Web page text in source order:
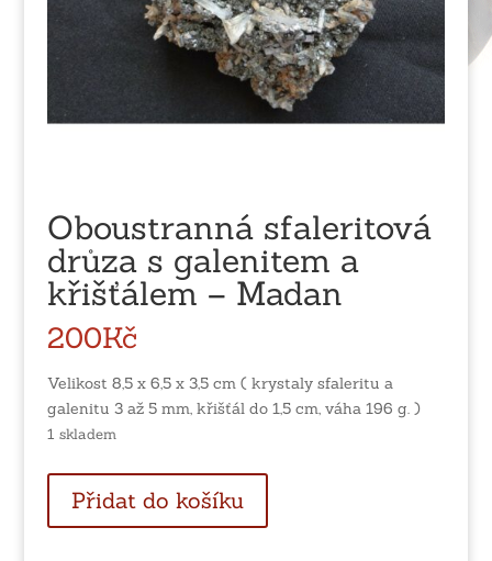
Oboustranná sfaleritová
drůza s galenitem a
křišťálem – Madan
200Kč
Velikost 8,5 x 6,5 x 3,5 cm ( krystaly sfaleritu a
galenitu 3 až 5 mm, křišťál do 1,5 cm, váha 196 g. )
1 skladem
sfaleritová
drůza
Přidat do košíku